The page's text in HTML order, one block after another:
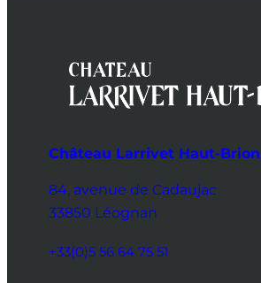
Château Larrivet Haut-Brion
84, avenue de Cadaujac
33850 Léognan
+33(0)5 56 64 75 51